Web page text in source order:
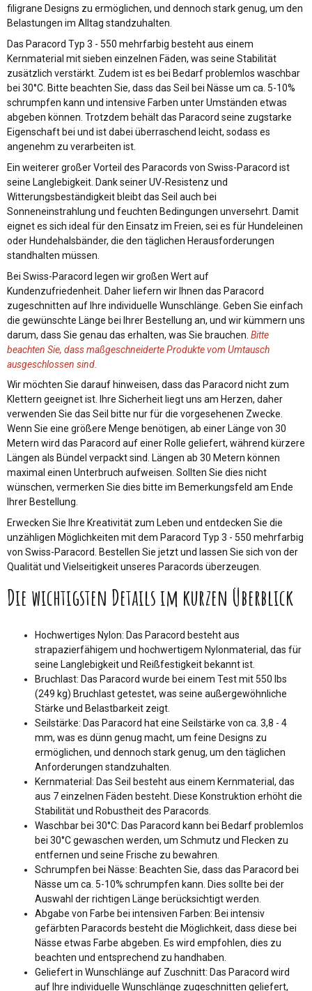
filigrane Designs zu ermöglichen, und dennoch stark genug, um den
Belastungen im Alltag standzuhalten.
Das Paracord Typ 3 - 550 mehrfarbig besteht aus einem
Kernmaterial mit sieben einzelnen Fäden, was seine Stabilität
zusätzlich verstärkt. Zudem ist es bei Bedarf problemlos waschbar
bei 30°C. Bitte beachten Sie, dass das Seil bei Nässe um ca. 5-10%
schrumpfen kann und intensive Farben unter Umständen etwas
abgeben können. Trotzdem behält das Paracord seine zugstarke
Eigenschaft bei und ist dabei überraschend leicht, sodass es
angenehm zu verarbeiten ist.
Ein weiterer großer Vorteil des Paracords von Swiss-Paracord ist
seine Langlebigkeit. Dank seiner UV-Resistenz und
Witterungsbeständigkeit bleibt das Seil auch bei
Sonneneinstrahlung und feuchten Bedingungen unversehrt. Damit
eignet es sich ideal für den Einsatz im Freien, sei es für Hundeleinen
oder Hundehalsbänder, die den täglichen Herausforderungen
standhalten müssen.
Bei Swiss-Paracord legen wir großen Wert auf
Kundenzufriedenheit. Daher liefern wir Ihnen das Paracord
zugeschnitten auf Ihre individuelle Wunschlänge. Geben Sie einfach
die gewünschte Länge bei Ihrer Bestellung an, und wir kümmern uns
darum, dass Sie genau das erhalten, was Sie brauchen. Bitte
beachten Sie, dass maßgeschneiderte Produkte vom Umtausch
ausgeschlossen sind.
Wir möchten Sie darauf hinweisen, dass das Paracord nicht zum
Klettern geeignet ist. Ihre Sicherheit liegt uns am Herzen, daher
verwenden Sie das Seil bitte nur für die vorgesehenen Zwecke.
Wenn Sie eine größere Menge benötigen, ab einer Länge von 30
Metern wird das Paracord auf einer Rolle geliefert, während kürzere
Längen als Bündel verpackt sind. Längen ab 30 Metern können
maximal einen Unterbruch aufweisen. Sollten Sie dies nicht
wünschen, vermerken Sie dies bitte im Bemerkungsfeld am Ende
Ihrer Bestellung.
Erwecken Sie Ihre Kreativität zum Leben und entdecken Sie die
unzähligen Möglichkeiten mit dem Paracord Typ 3 - 550 mehrfarbig
von Swiss-Paracord. Bestellen Sie jetzt und lassen Sie sich von der
Qualität und Vielseitigkeit unseres Paracords überzeugen.
Die wichtigsten Details im kurzen Überblick
Hochwertiges Nylon: Das Paracord besteht aus
strapazierfähigem und hochwertigem Nylonmaterial, das für
seine Langlebigkeit und Reißfestigkeit bekannt ist.
Bruchlast: Das Paracord wurde bei einem Test mit 550 lbs
(249 kg) Bruchlast getestet, was seine außergewöhnliche
Stärke und Belastbarkeit zeigt.
Seilstärke: Das Paracord hat eine Seilstärke von ca. 3,8 - 4
mm, was es dünn genug macht, um feine Designs zu
ermöglichen, und dennoch stark genug, um den täglichen
Anforderungen standzuhalten.
Kernmaterial: Das Seil besteht aus einem Kernmaterial, das
aus 7 einzelnen Fäden besteht. Diese Konstruktion erhöht die
Stabilität und Robustheit des Paracords.
Waschbar bei 30°C: Das Paracord kann bei Bedarf problemlos
bei 30°C gewaschen werden, um Schmutz und Flecken zu
entfernen und seine Frische zu bewahren.
Schrumpfen bei Nässe: Beachten Sie, dass das Paracord bei
Nässe um ca. 5-10% schrumpfen kann. Dies sollte bei der
Auswahl der richtigen Länge berücksichtigt werden.
Abgabe von Farbe bei intensiven Farben: Bei intensiv
gefärbten Paracords besteht die Möglichkeit, dass diese bei
Nässe etwas Farbe abgeben. Es wird empfohlen, dies zu
beachten und entsprechend zu handhaben.
Geliefert in Wunschlänge auf Zuschnitt: Das Paracord wird
auf Ihre individuelle Wunschlänge zugeschnitten geliefert,